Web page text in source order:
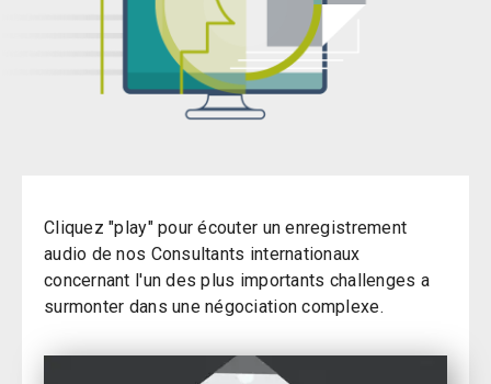
Cliquez "play" pour écouter un enregistrement
audio de nos Consultants internationaux
concernant l'un des plus importants challenges a
surmonter dans une négociation complexe.